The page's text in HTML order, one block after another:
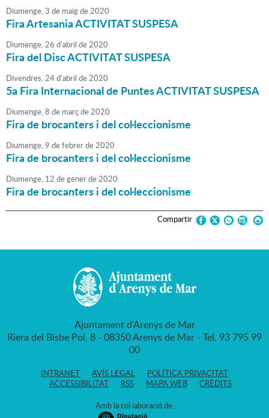
Diumenge,3 de maigde2020
Fira Artesania ACTIVITAT SUSPESA
Diumenge,26 d'abril de2020
Fira del Disc ACTIVITAT SUSPESA
Divendres,24d'abril de2020
5a Fira Internacional de Puntes ACTIVITAT SUSPESA
Diumenge,8 de marçde2020
Fira de brocanters i del col·leccionisme
Diumenge,9 defebrerde2020
Fira de brocanters i del col·leccionisme
Diumenge, 12 degenerde2020
Fira de brocanters i del col·leccionisme
Compartir
Ajuntament d'Arenys de Mar
Riera del Bisbe Pol, 8 - 08350 Arenys de Mar - Tel. 93 795 99
00
INTRANET AVÍS LEGAL
POLÍTICA PRIVACITAT
ACCESSIBILITAT
RSS MAPA WEB CRÈDITS
Amb la col·laboració de: